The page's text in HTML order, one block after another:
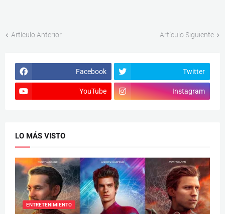
Artículo Anterior Artículo Siguiente
Facebook Twitter
YouTube Instagram
LO MÁS VISTO
ENTRETENIMIENTO